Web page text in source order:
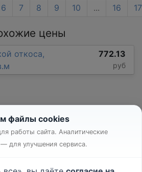
6 7 8 9 10 ... 16 17
цены
откоса,
772.13
руб
Реклама
файлы cookies
работы сайта. Аналитические
для улучшения сервиса.